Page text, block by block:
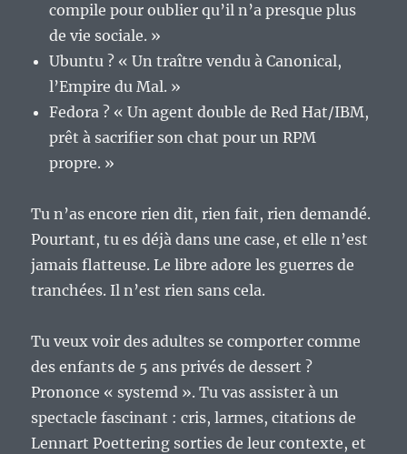
compile pour oublier qu’il n’a presque plus
de vie sociale. »
Ubuntu ? « Un traître vendu à Canonical,
l’Empire du Mal. »
Fedora ? « Un agent double de Red Hat/IBM,
prêt à sacrifier son chat pour un RPM
propre. »
Tu n’as encore rien dit, rien fait, rien demandé.
Pourtant, tu es déjà dans une case, et elle n’est
jamais flatteuse. Le libre adore les guerres de
tranchées. Il n’est rien sans cela.
Tu veux voir des adultes se comporter comme
des enfants de 5 ans privés de dessert ?
Prononce « systemd ». Tu vas assister à un
spectacle fascinant : cris, larmes, citations de
Lennart Poettering sorties de leur contexte, et